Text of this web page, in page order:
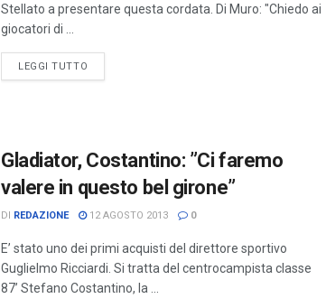
Stellato a presentare questa cordata. Di Muro: "Chiedo ai
giocatori di ...
LEGGI TUTTO
Gladiator, Costantino: ”Ci faremo
valere in questo bel girone”
DI REDAZIONE 12 AGOSTO 2013 0
E’ stato uno dei primi acquisti del direttore sportivo
Guglielmo Ricciardi. Si tratta del centrocampista classe
87’ Stefano Costantino, la ...